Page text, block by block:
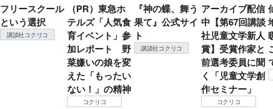
フリースクール
という選択
講談社コクリコ
（PR）東急ホ
テルズ「人気食
育イベント」参
加レポート 野
菜嫌いの娘を変
えた「もったい
ない！」の精神
コクリコ
『神の蝶、舞う
果て』公式サイ
ト
講談社コクリコ
アーカイブ配信
中【第67回講談
社児童文学新人
賞】受賞作家と
前選考委員に聞
く「児童文学創
作セミナー」
コクリコ